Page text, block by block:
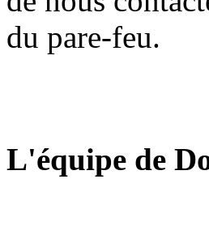
du pare-feu.
L'équipe de